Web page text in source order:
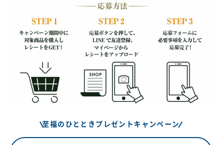
至福のひとときプレゼントキャンペーン